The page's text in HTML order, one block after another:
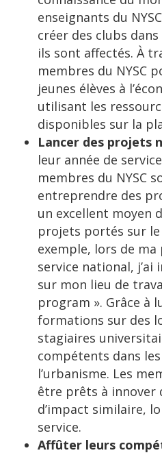
enseignants du
créer des clubs
ils sont affectés. À
membres du NYSC
jeunes élèves à
utilisant les
disponibles sur la
Lancer des projets
leur année de
membres du NYSC
entreprendre des
un excellent moyen
projets portés sur
exemple, lors de
service national,
sur mon lieu de
program ». Grâce à
formations sur des
stagiaires
compétents dans
l’urbanisme. Les
être prêts à innover
d’impact similaire,
service.
Affûter leurs